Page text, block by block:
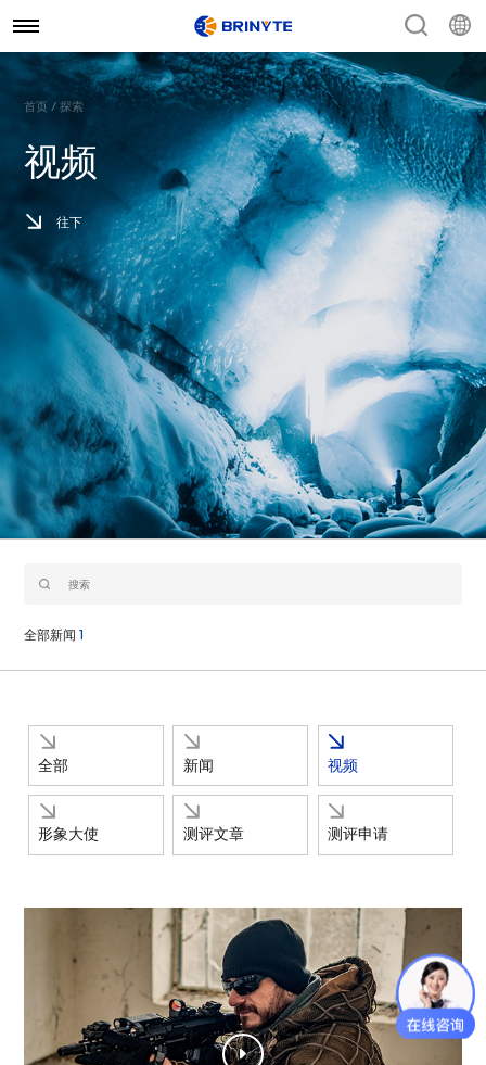
首页 / 探索
视频
往下
全部新闻1
全部 新闻 视频
形象大使 测评文章 测评申请